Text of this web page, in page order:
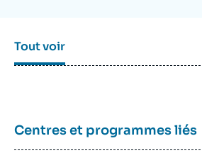
Tout voir
Centres et programmes liés